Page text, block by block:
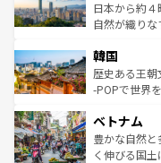
ク、伝統的
っている。訪
はコンテンツ
ク）、タス
ど、見どこ
いる。アクテ
ビング、ハ
い。オース
参照してほし
日本から約
自然が織り
ン）、静ひつ
と山間の静
驚きをもたら
容にもいいと
照してほしい
韓国
歴史ある王
-POPで世界
き、地方に足
できる。そ
まで、さま
ベトナム
豊かな自然
く伸びる国